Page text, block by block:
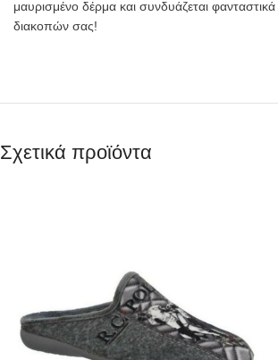
μαυρισμένο δέρμα και συνδυάζεται
διακοπών σας!
Σχετικά προϊόντα